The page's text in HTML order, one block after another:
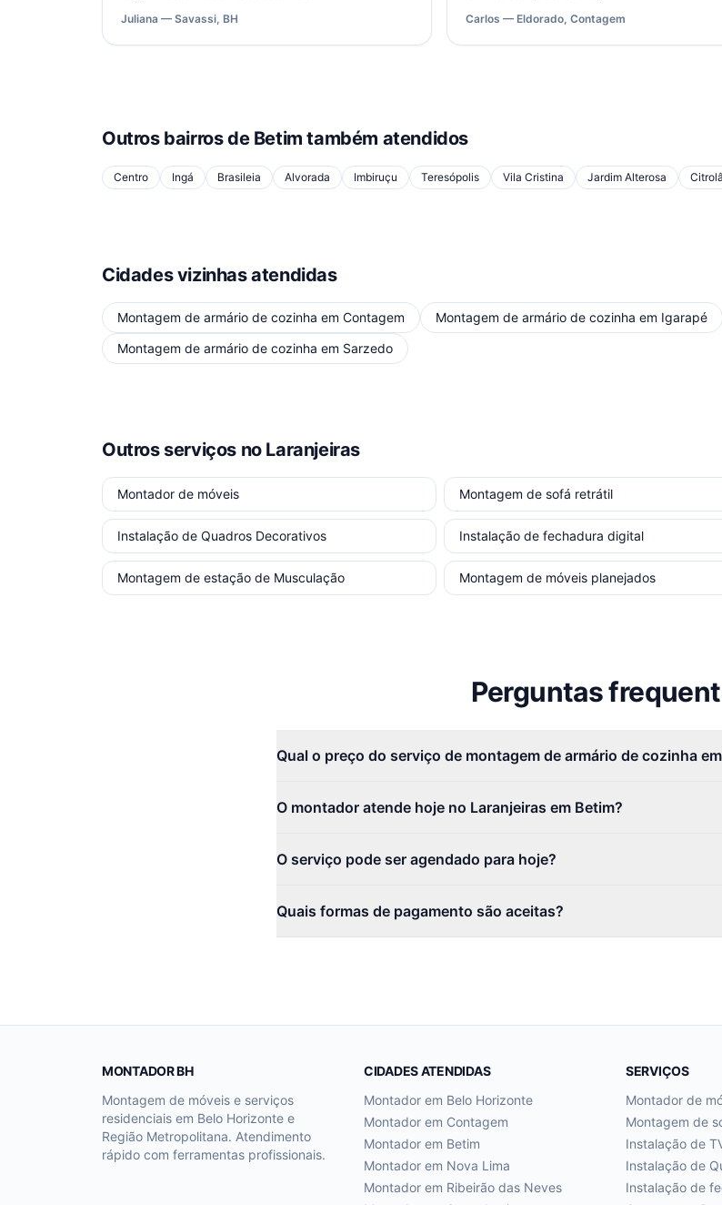
Juliana — Savassi, BH Carlos — Eldorado, Contagem
Outros bairros de Betim também atendidos
Centro Ingá Brasileia Alvorada Imbiruçu Teresópolis Vila Cristina Jardim Alterosa
Cidades vizinhas atendidas
Montagem de armário de cozinha em Contagem Montagem de armário de cozinha em Igarapé
Montagem de armário de cozinha em Sarzedo
Outros serviços no Laranjeiras
Montador de móveis Montagem de sofá retrátil
Instalação de Quadros Decorativos Instalação de fechadura digital
Montagem de estação de Musculação Montagem de móveis planejados
Perguntas
Qual o preço do serviço de montagem de armário de cozinha
O montador atende hoje no Laranjeiras em Betim?
O serviço pode ser agendado para hoje?
Quais formas de pagamento são aceitas?
MONTADOR BH
Montagem de móveis e serviços
residenciais em Belo Horizonte e
Região Metropolitana. Atendimento
rápido com ferramentas profissionais.
CIDADES ATENDIDAS
Montador em Belo Horizonte
Montador em Contagem
Montador em Betim
Montador em Nova Lima
Montador em Ribeirão das Neves
SERVIÇOS
Montador de
Montagem de
Instalação de
Instalação de
Instalação de